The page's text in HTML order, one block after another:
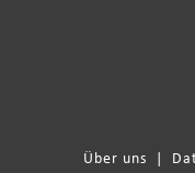
Über uns